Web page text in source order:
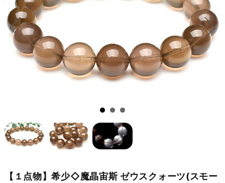
【１点物】希少◇魔晶宙斯 ゼウスクォーツ(スモー